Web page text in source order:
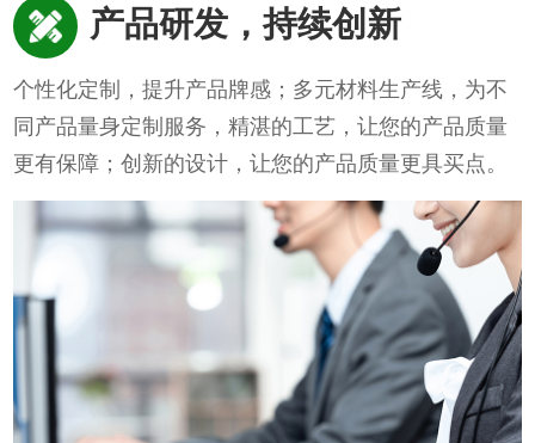
产品研发，持续创新
个性化定制，提升产品牌感；多元材料生产线，为不
同产品量身定制服务，精湛的工艺，让您的产品质量
更有保障；创新的设计，让您的产品质量更具买点。